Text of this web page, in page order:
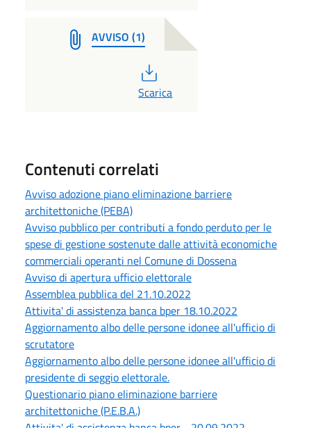
AVVISO (1)
PDF
Scarica
Contenuti correlati
Avviso adozione piano eliminazione barriere
architettoniche (PEBA)
Avviso pubblico per contributi a fondo perduto per le
spese di gestione sostenute dalle attività economiche
commerciali operanti nel Comune di Dossena
Avviso di apertura ufficio elettorale
Assemblea pubblica del 21.10.2022
Attivita' di assistenza banca bper 18.10.2022
Aggiornamento albo delle persone idonee all'ufficio di
scrutatore
Aggiornamento albo delle persone idonee all'ufficio di
presidente di seggio elettorale.
Questionario piano eliminazione barriere
architettoniche (P.E.B.A.)